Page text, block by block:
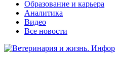
Образование и карьера
Аналитика
Видео
Все новости